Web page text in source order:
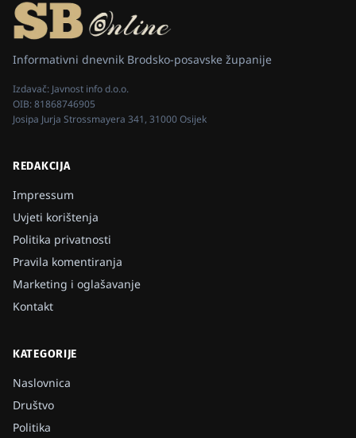
Informativni dnevnik Brodsko-posavske županije
Izdavač: Javnost info d.o.o.
OIB:81868746905
Josipa Jurja Strossmayera 341, 31000 Osijek
REDAKCIJA
Impressum
Uvjeti korištenja
Politika privatnosti
Pravila komentiranja
Marketing i oglašavanje
Kontakt
KATEGORIJE
Naslovnica
Društvo
Politika